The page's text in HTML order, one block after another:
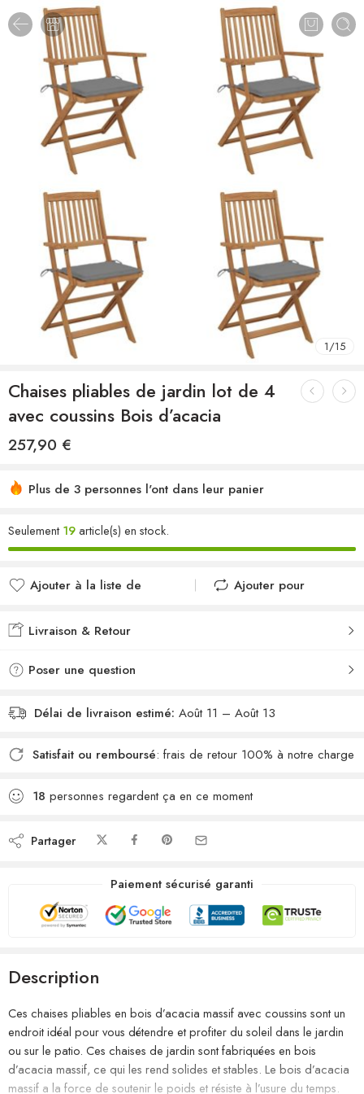
1/15
Chaises pliables de jardin lot de 4
avec coussins Bois d’acacia
257,90 €
Plus de 3 personnes l'ont dans leur panier
Seulement 19article(s) en stock.
Ajouter à la liste de
Ajouté à la liste de
Ajouter pour
Livraison & Retour
Poser une question
Délai de livraison estimé: Août 11 – Août 13
Satisfait ou remboursé: frais de retour 100% à notre charge
18 personnes regardent ça en ce moment
Partager
Paiement sécurisé garanti
Description
Ces chaises pliables en bois d’acacia massif avec coussins sont un
endroit idéal pour vous détendre et profiter du soleil dans le jardin
ou sur le patio. Ces chaises de jardin sont fabriquées en bois
d’acacia massif, ce qui les rend solides et stables. Le bois d’acacia
massif a la force de soutenir le poids et résiste à l’usure du temps.